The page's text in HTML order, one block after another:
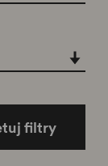
filtry